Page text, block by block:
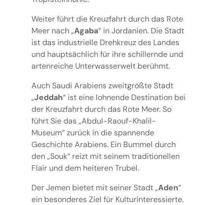
Weiter führt die Kreuzfahrt durch das Rote
Meer nach „Agaba“ in Jordanien. Die Stadt
ist das industrielle Drehkreuz des Landes
und hauptsächlich für ihre schillernde und
artenreiche Unterwasserwelt berühmt.
Auch Saudi Arabiens zweitgrößte Stadt
„Jeddah“ ist eine lohnende Destination bei
der Kreuzfahrt durch das Rote Meer. So
führt Sie das „Abdul-Raouf-Khalil-
Museum“ zurück in die spannende
Geschichte Arabiens. Ein Bummel durch
den „Souk“ reizt mit seinem traditionellen
Flair und dem heiteren Trubel.
Der Jemen bietet mit seiner Stadt „Aden“
ein besonderes Ziel für Kulturinteressierte.